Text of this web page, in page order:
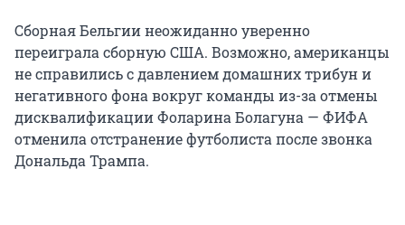
Сборная Бельгии неожиданно уверенно
переиграла сборную США. Возможно, американцы
не справились с давлением домашних трибун и
негативного фона вокруг команды из-за отмены
дисквалификации Фоларина Болагуна — ФИФА
отменила отстранение футболиста после звонка
Дональда Трампа.